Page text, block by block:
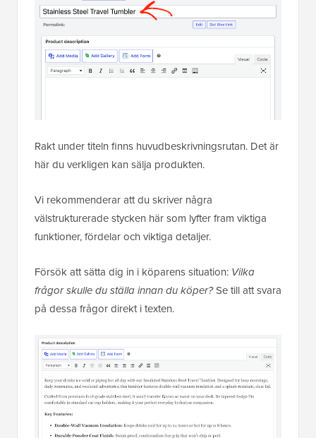
Rakt under titeln finns huvudbeskrivningsrutan. Det är
här du verkligen kan sälja produkten.
Vi rekommenderar att du skriver några
välstrukturerade stycken här som lyfter fram viktiga
funktioner, fördelar och viktiga detaljer.
Försök att sätta dig in i köparens situation: Vilka
frågor skulle du ställa innan du köper?Se till att svara
på dessa frågor direkt i texten.